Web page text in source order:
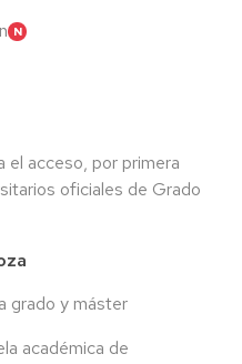
el acceso, por primera
oficiales de Grado
grado y máster
académica de